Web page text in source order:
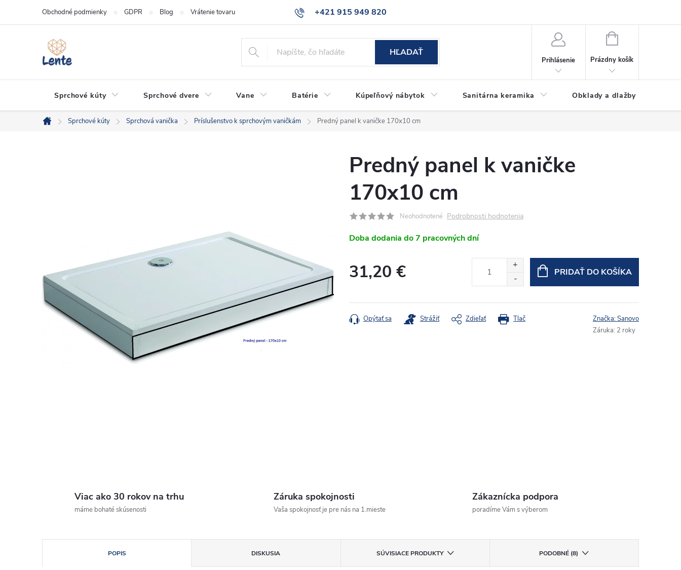
+421 915 949 820
Obchodné podmienky GDPR Blog Vrátenie tovaru
HĽADAŤ
Prihlásenie
NÁKUPNÝ
Prázdny košík
Sprchové kúty Sprchové dvere Vane Batérie Kúpeľňový nábytok Sanitárna keramika Obklady a dlažby
Domov
Sprchové kúty Sprchová vanička Príslušenstvo k sprchovým vaničkám Predný panel k vaničke 170x10 cm
Predný panel k vaničke
170x10 cm
Neohodnotené Podrobnosti hodnotenia
Doba dodania do 7 pracovných dní
31,20 € PRIDAŤ DO KOŠÍKA
Tlač
Opýtať sa Strážiť Zdieľať Značka:Sanovo
Záruka: 2 roky
Viac ako 30 rokov na trhu
máme bohaté skúsenosti
Záruka spokojnosti
Vaša spokojnosť je pre nás na 1.mieste
Zákaznícka podpora
poradíme Vám s výberom
POPIS DISKUSIA SÚVISIACE PRODUKTY PODOBNÉ (8)